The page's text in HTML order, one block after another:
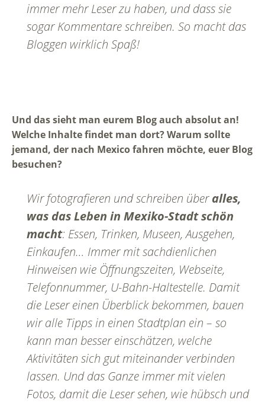
immer mehr Leser zu haben, und dass sie
sogar Kommentare schreiben. So macht das
Bloggen wirklich Spaß!
Und das sieht man eurem Blog auch absolut an!
Welche Inhalte findet man dort? Warum sollte
jemand, der nach Mexico fahren möchte, euer Blog
besuchen?
Wir fotografieren und schreiben überalles,
was das Leben in Mexiko-Stadt schön
macht: Essen, Trinken, Museen, Ausgehen,
Einkaufen… Immer mit sachdienlichen
Hinweisen wie Öffnungszeiten, Webseite,
Telefonnummer, U-Bahn-Haltestelle. Damit
die Leser einen Überblick bekommen, bauen
wir alle Tipps in einen Stadtplan ein – so
kann man besser einschätzen, welche
Aktivitäten sich gut miteinander verbinden
lassen. Und das Ganze immer mit vielen
Fotos, damit die Leser sehen, wie hübsch und